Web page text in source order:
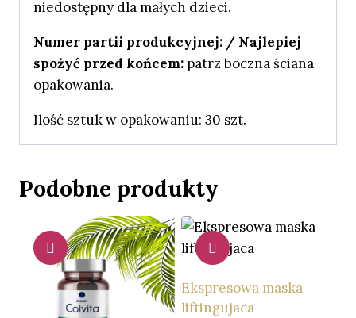
niedostępny dla małych dzieci.
Numer partii produkcyjnej: / Najlepiej
spożyć przed końcem: patrz boczna ściana
opakowania.
Ilość sztuk w opakowaniu: 30 szt.
Podobne produkty
Ekspresowa maska
liftingujaca